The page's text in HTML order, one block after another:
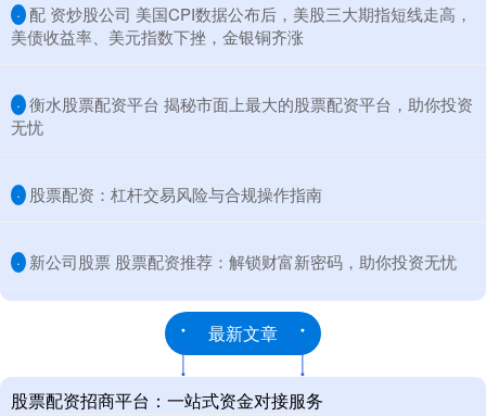
· ​配 资炒股公司 美国CPI数据公布后，美股三大期指短线走高，
美债收益率、美元指数下挫，金银铜齐涨
· ​衡水股票配资平台 揭秘市面上最大的股票配资平台，助你投资
无忧
· ​股票配资：杠杆交易风险与合规操作指南
· ​新公司股票 股票配资推荐：解锁财富新密码，助你投资无忧
最新文章
股票配资招商平台：一站式资金对接服务